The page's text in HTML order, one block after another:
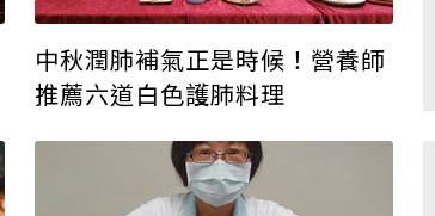
中秋潤肺補氣正是時候！營養師
推薦六道白色護肺料理